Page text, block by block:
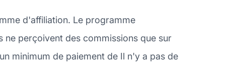
d'affiliation. Le programme
ne perçoivent des commissions que sur
minimum de paiement de Il n'y a pas de